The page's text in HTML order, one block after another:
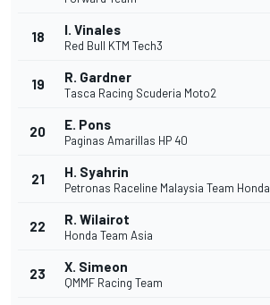
18 I. Vinales
Red Bull KTM Tech3
19 R. Gardner
Tasca Racing Scuderia Moto2
20 E. Pons
Paginas Amarillas HP 40
21 H. Syahrin
Petronas Raceline Malaysia Team Honda
22 R. Wilairot
Honda Team Asia
23 X. Simeon
QMMF Racing Team